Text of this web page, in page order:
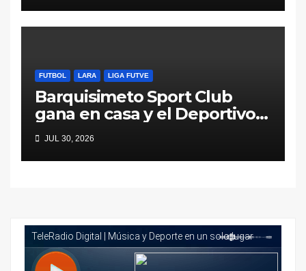
FUTBOL LARA LIGA FUTVE
Barquisimeto Sport Club
gana en casa y el Deportivo
Lara pierde en la carretera
JUL 30, 2026